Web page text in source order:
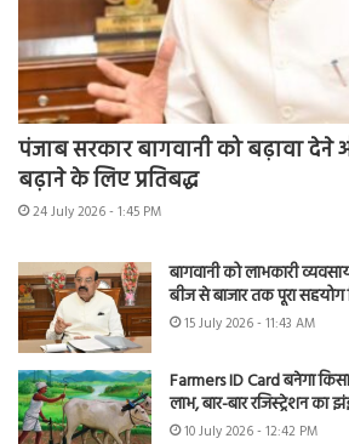
पंजाब सरकार बागवानी को बढ़ावा
बढ़ाने के लिए प्रतिबद्ध
24 July 2026 - 1:45 PM
बागवानी को लाभकारी
बीज से बाजार तक पूरा सहयोग
15 July 2026 - 11:43 AM
Farmers ID Card बनेगा
लाभ, बार-बार रजिस्ट्रेशन
10 July 2026 - 12:42 PM